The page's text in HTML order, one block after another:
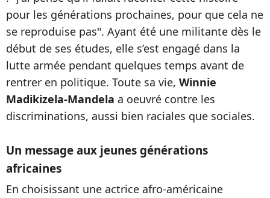
pour les générations prochaines, pour que cela ne
se reproduise pas". Ayant été une militante dès le
début de ses études, elle s’est engagé dans la
lutte armée pendant quelques temps avant de
rentrer en politique. Toute sa vie, Winnie
Madikizela-Mandela a oeuvré contre les
discriminations, aussi bien raciales que sociales.
Un message aux jeunes générations
africaines
En choisissant une actrice afro-américaine